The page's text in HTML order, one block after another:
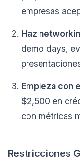
empresas
Haz
demo days,
Empieza con
$2,500 en
con métricas
Restricciones